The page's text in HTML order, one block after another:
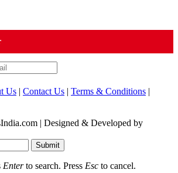
Us | Contact Us | Terms & Conditions |
| Designed & Developed by
Submit
Enterto search. Press Esc to cancel.